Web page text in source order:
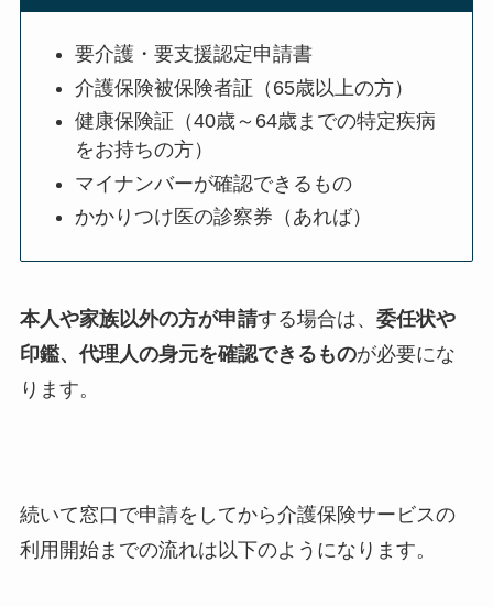
要介護・要支援認定申請書
介護保険被保険者証（65歳以上の方）
健康保険証（40歳～64歳までの特定疾病
をお持ちの方）
マイナンバーが確認できるもの
かかりつけ医の診察券（あれば）
本人や家族以外の方が申請する場合は、 委任状や
印鑑、代理人の身元を確認できるものが必要にな
ります。
続いて窓口で申請をしてから介護保険サービスの
利用開始までの流れは以下のようになります。